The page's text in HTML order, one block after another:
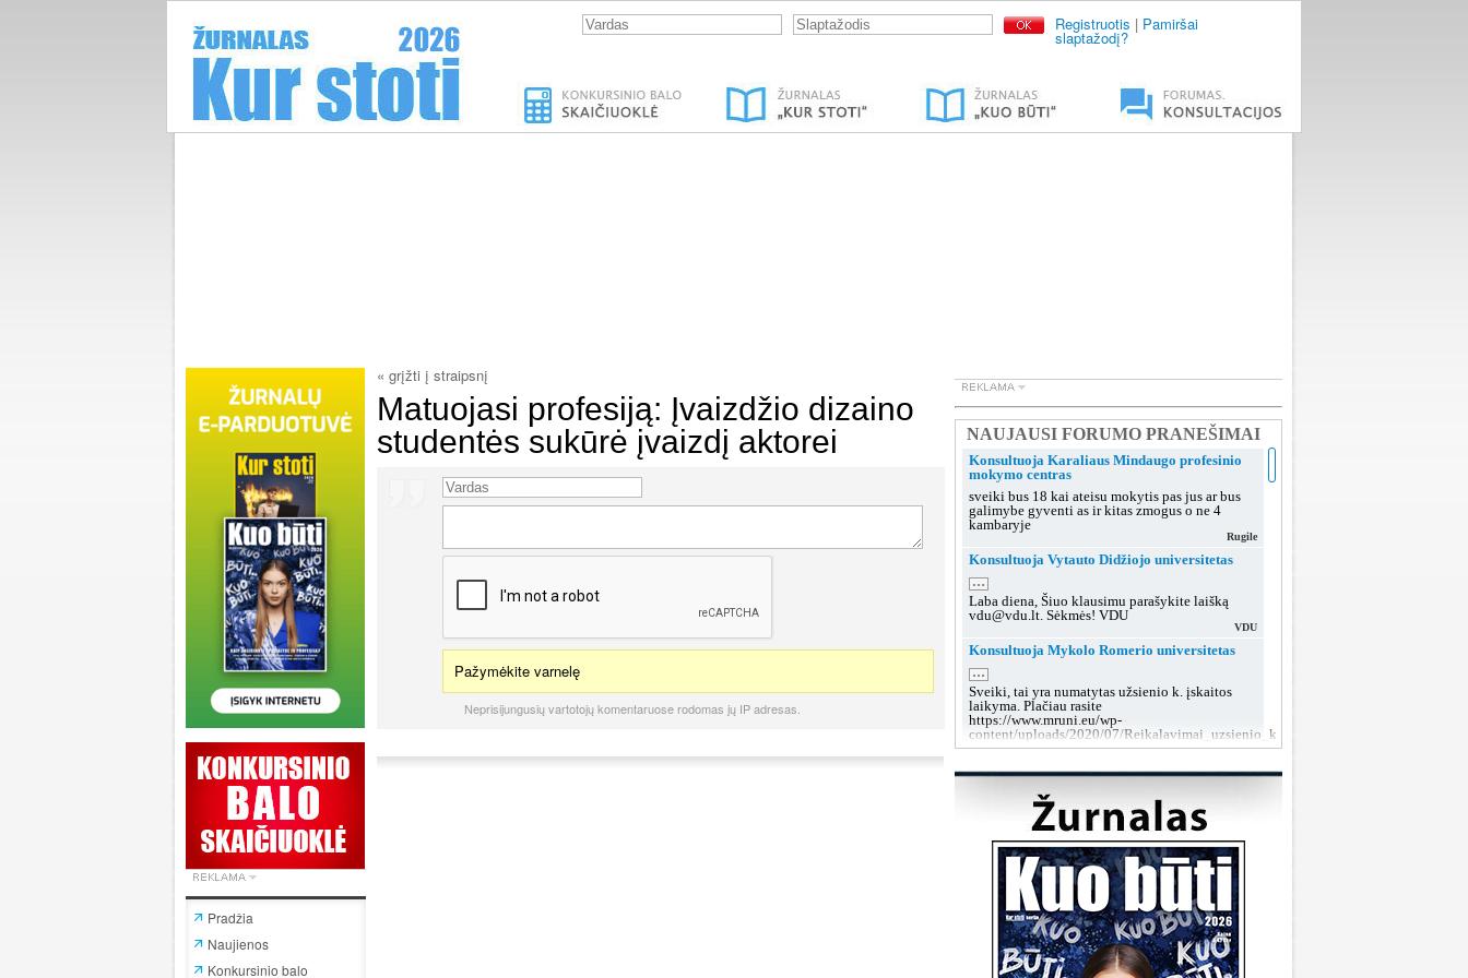
Registruotis | Pamiršai
slaptažodį?
Pradžia
Naujienos
Konkursinio balo
« grįžti į straipsnį
Matuojasi profesiją: Įvaizdžio dizaino
studentės sukūrė įvaizdį aktorei
Pažymėkite varnelę
Neprisijungusių vartotojų komentaruose rodomas jų IP adresas.
Konsultuoja Karaliaus Mindaugo profesinio
mokymo centras
sveiki bus 18 kai ateisu mokytis pas jus ar bus
galimybe gyventi as ir kitas zmogus o ne 4
kambaryje
Rugile
Konsultuoja Vytauto Didžiojo universitetas
...
Laba diena, Šiuo klausimu parašykite laišką
vdu@vdu.lt. Sėkmės! VDU
VDU
Konsultuoja Mykolo Romerio universitetas
...
Sveiki, tai yra numatytas užsienio k. įskaitos
laikyma. Plačiau rasite
https://www.mruni.eu/wp-
content/uploads/2020/07/Reikalavimai_uzsienio_kalbos_iskaitai_2018.pdf
MRU konsultacijos
Konsultuoja Lietuvos sveikatos mokslų
Laba diena, tokiu klausimu rekomenduojame po
sutarties pasirašymo kreiptis į dekanatą prieš
grupių suformavimą arba teikti prašymą dėl
grupės keitimo, kai grupės jau bus aiškios.
LSMU SRT
Konsultuoja Klaipėdos valstybinė kolegija
Laba diena, taip, galite susisiekti su mumis šiais
kontaktais:
https://www.kvk.lt/stojantiesiems/priemimas-i-
NAUJAUSI FORUMO PRANEŠIMAI